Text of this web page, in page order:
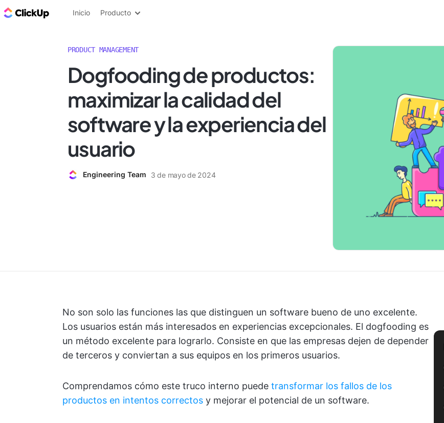
ClickUp Blog
Inicio Producto
PRODUCT MANAGEMENT
Dogfooding de productos:
maximizar la calidad del
software y la experiencia del
usuario
Engineering Team 3 de mayo de 2024
No son solo las funciones las que distinguen un software bueno de uno excelente.
Los usuarios están más interesados en experiencias excepcionales. El dogfooding es
un método excelente para lograrlo. Consiste en que las empresas dejen de depender
de terceros y conviertan a sus equipos en los primeros usuarios.
Comprendamos cómo este truco interno puede transformar los fallos de los
productos en intentos correctos y mejorar el potencial de un software.